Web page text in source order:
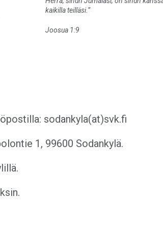
kaikilla teilläsi.”
Joosua 1:9
sodankyla(at)svk.fi
1, 99600 Sodankylä.